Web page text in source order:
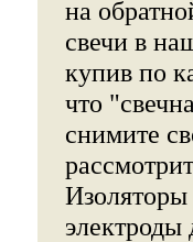
на
свечи в
купив по
что
снимите
Изоляторы